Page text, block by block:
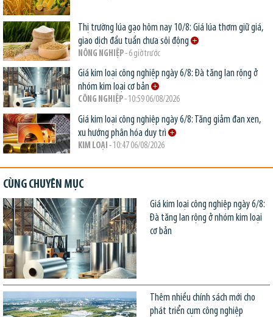
Thị trường lúa gạo hôm nay 10/8: Giá lúa thơm giữ giá,
giao dịch đầu tuần chưa sôi động
NÔNG NGHIỆP- 6 giờ trước
Giá kim loại công nghiệp ngày 6/8: Đà tăng lan rộng ở
nhóm kim loại cơ bản
CÔNG NGHIỆP- 10:59 06/08/2026
Giá kim loại công nghiệp ngày 6/8: Tăng giảm đan xen,
xu hướng phân hóa duy trì
KIM LOẠI - 10:47 06/08/2026
CÙNG CHUYÊN MỤC
Giá kim loại công nghiệp ngày 6/8:
Đà tăng lan rộng ở nhóm kim loại
cơ bản
Thêm nhiều chính sách mới cho
phát triển cụm công nghiệp